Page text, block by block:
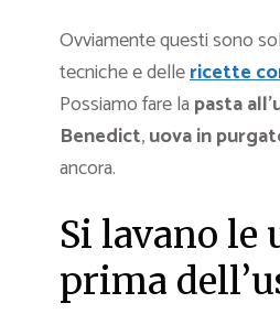
Ovviamente questi sono
tecniche e dellericette
Possiamo fare la pasta
Benedict,uova in
ancora.
Si lavano le
prima